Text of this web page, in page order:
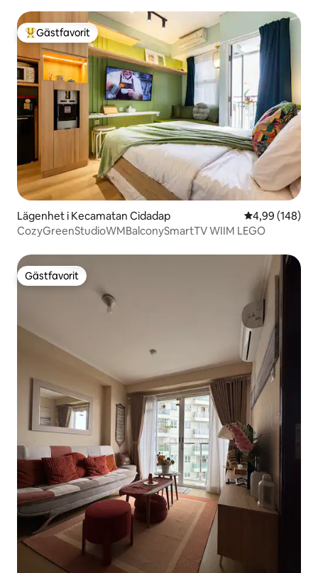
Populär gästfavorit
Gästfavorit
Lägenhet i Kecamatan Cidadap 4,99 av 5 i
4,99 (148)
CozyGreenStudioWMBalconySmartTV WIIM LEGO
Gästfavorit
Gästfavorit